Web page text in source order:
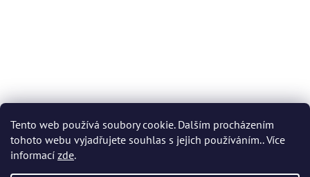
Tento web používá soubory cookie. Dalším procházením
tohoto webu vyjadřujete souhlas s jejich používáním.. Více
informací zde.